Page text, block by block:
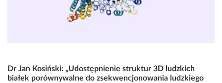
Dr Jan Kosiński: „Udostępnienie struktur 3D ludzkich
białek porównywalne do zsekwencjonowania ludzkiego